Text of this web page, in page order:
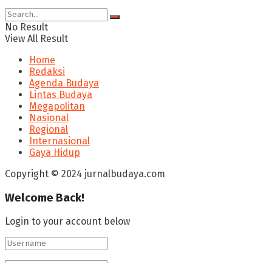
No Result
View All Result
Home
Redaksi
Agenda Budaya
Lintas Budaya
Megapolitan
Nasional
Regional
Internasional
Gaya Hidup
Copyright © 2024 jurnalbudaya.com
Welcome Back!
Login to your account below